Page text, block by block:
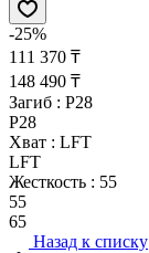
-25%
111 370 ₸
148 490 ₸
Загиб : P28
P28
Хват : LFT
LFT
Жесткость : 55
55
65
Назад к списку